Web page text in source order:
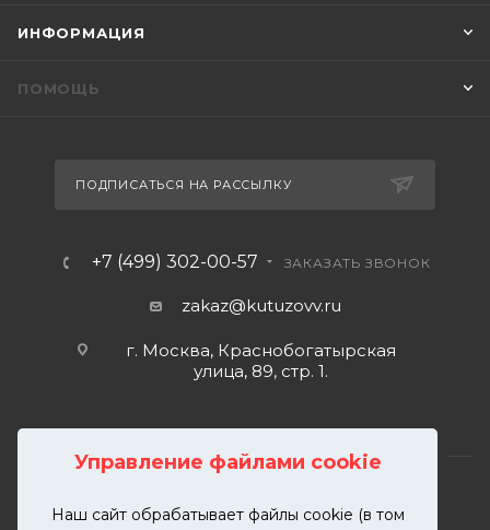
Управление файлами cookie
Наш сайт обрабатывает файлы cookie (в том
ИНФОРМАЦИЯ
ПОМОЩЬ
ПОДПИСАТЬСЯ НА РАССЫЛКУ
+7 (499) 302-00-57 ЗАКАЗАТЬ ЗВОНОК
zakaz@kutuzovv.ru
г. Москва, Краснобогатырская
улица, 89, стр. 1.